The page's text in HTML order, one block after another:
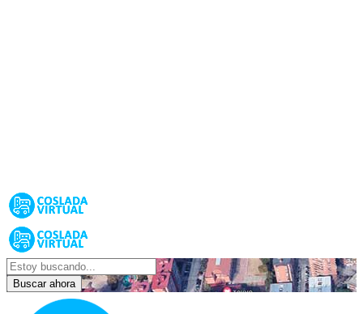
Buscar ahora